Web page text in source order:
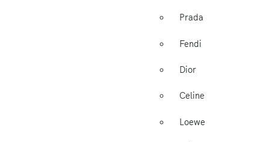
Prada
Fendi
Dior
Celine
Loewe